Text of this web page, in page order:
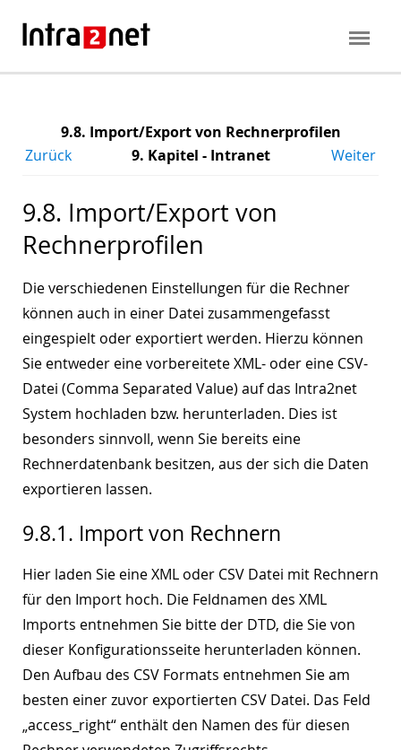
9.8. Import/Export von Rechnerprofilen
Zurück
9. Kapitel - Intranet Weiter
9.8. Import/Export von
Rechnerprofilen
Die verschiedenen Einstellungen für die Rechner
können auch in einer Datei zusammengefasst
eingespielt oder exportiert werden. Hierzu können
Sie entweder eine vorbereitete XML- oder eine CSV-
Datei (Comma Separated Value) auf das Intra2net
System hochladen bzw. herunterladen. Dies ist
besonders sinnvoll, wenn Sie bereits eine
Rechnerdatenbank besitzen, aus der sich die Daten
exportieren lassen.
9.8.1. Import von Rechnern
Hier laden Sie eine XML oder CSV Datei mit Rechnern
für den Import hoch. Die Feldnamen des XML
Imports entnehmen Sie bitte der DTD, die Sie von
dieser Konfigurationsseite herunterladen können.
Den Aufbau des CSV Formats entnehmen Sie am
besten einer zuvor exportierten CSV Datei. Das Feld
„access_right“ enthält den Namen des für diesen